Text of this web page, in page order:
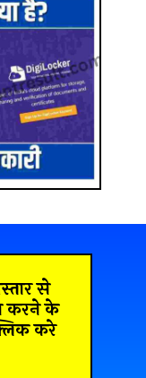
से
करने के
करे